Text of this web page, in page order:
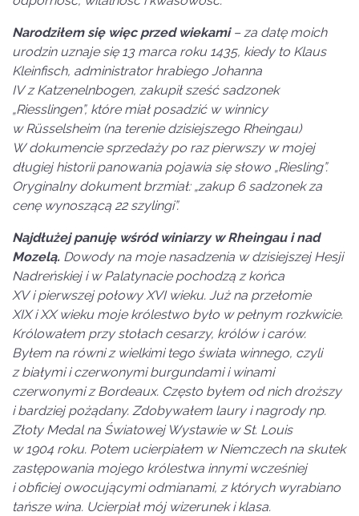
Narodziłem się więc przed wiekami – za datę moich
urodzin uznaje się 13 marca roku 1435, kiedy to Klaus
Kleinfisch, administrator hrabiego Johanna
IV z Katzenelnbogen, zakupił sześć sadzonek
„Riesslingen”, które miał posadzić w winnicy
w Rüsselsheim (na terenie dzisiejszego Rheingau)
W dokumencie sprzedaży po raz pierwszy w mojej
długiej historii panowania pojawia się słowo „Riesling”.
Oryginalny dokument brzmiał: „zakup 6 sadzonek za
cenę wynoszącą 22 szylingi”.
Najdłużej panuję wśród winiarzy w Rheingau i nad
Mozelą. Dowody na moje nasadzenia w dzisiejszej Hesji
Nadreńskiej i w Palatynacie pochodzą z końca
XV i pierwszej połowy XVI wieku. Już na przełomie
XIX i XX wieku moje królestwo było w pełnym rozkwicie.
Królowałem przy stołach cesarzy, królów i carów.
Byłem na równi z wielkimi tego świata winnego, czyli
z białymi i czerwonymi burgundami i winami
czerwonymi z Bordeaux. Często byłem od nich droższy
i bardziej pożądany. Zdobywałem laury i nagrody np.
Złoty Medal na Światowej Wystawie w St. Louis
w 1904 roku. Potem ucierpiałem w Niemczech na skutek
zastępowania mojego królestwa innymi wcześniej
i obficiej owocującymi odmianami, z których wyrabiano
tańsze wina. Ucierpiał mój wizerunek i klasa.